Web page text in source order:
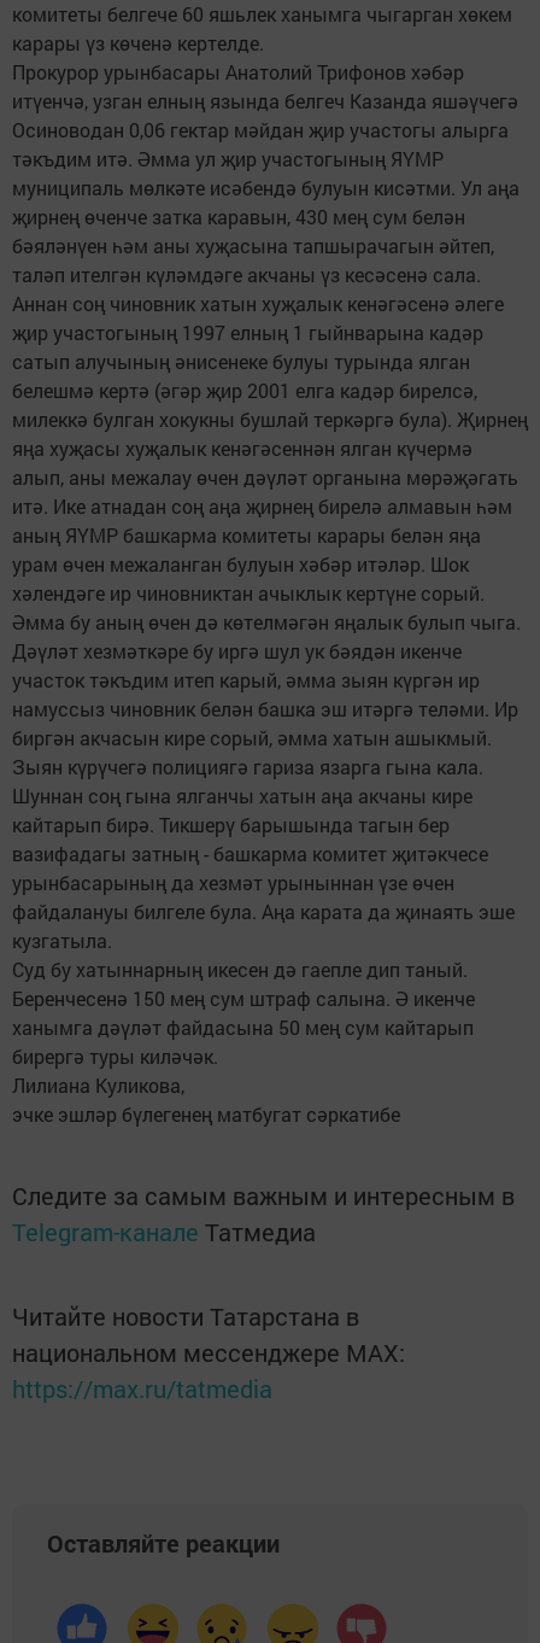
комитеты белгече 60 яшьлек ханымга чыгарган хөкем
карары үз көченә кертелде.
Прокурор урынбасары Анатолий Трифонов хәбәр
итүенчә, узган елның язында белгеч Казанда яшәүчегә
Осиноводан 0,06 гектар мәйдан җир участогы алырга
тәкъдим итә. Әмма ул җир участогының ЯҮМР
муниципаль мөлкәте исәбендә булуын кисәтми. Ул аңа
җирнең өченче затка каравын, 430 мең сум белән
бәяләнүен һәм аны хуҗасына тапшырачагын әйтеп,
таләп ителгән күләмдәге акчаны үз кесәсенә сала.
Аннан соң чиновник хатын хуҗалык кенәгәсенә әлеге
җир участогының 1997 елның 1 гыйнварына кадәр
сатып алучының әнисенеке булуы турында ялган
белешмә кертә (әгәр җир 2001 елга кадәр бирелсә,
милеккә булган хокукны бушлай теркәргә була). Җирнең
яңа хуҗасы хуҗалык кенәгәсеннән ялган күчермә
алып, аны межалау өчен дәүләт органына мөрәҗәгать
итә. Ике атнадан соң аңа җирнең бирелә алмавын һәм
аның ЯҮМР башкарма комитеты карары белән яңа
урам өчен межаланган булуын хәбәр итәләр. Шок
хәлендәге ир чиновниктан ачыклык кертүне сорый.
Әмма бу аның өчен дә көтелмәгән яңалык булып чыга.
Дәүләт хезмәткәре бу иргә шул ук бәядән икенче
участок тәкъдим итеп карый, әмма зыян күргән ир
намуссыз чиновник белән башка эш итәргә теләми. Ир
биргән акчасын кире сорый, әмма хатын ашыкмый.
Зыян күрүчегә полициягә гариза язарга гына кала.
Шуннан соң гына ялганчы хатын аңа акчаны кире
кайтарып бирә. Тикшерү барышында тагын бер
вазифадагы затның - башкарма комитет җитәкчесе
урынбасарының да хезмәт урыныннан үзе өчен
файдалануы билгеле була. Аңа карата да җинаять эше
кузгатыла.
Суд бу хатыннарның икесен дә гаепле дип таный.
Беренчесенә 150 мең сум штраф салына. Ә икенче
ханымга дәүләт файдасына 50 мең сум кайтарып
бирергә туры киләчәк.
Лилиана Куликова,
эчке эшләр бүлегенең матбугат сәркатибе
Следите за самым важным и интересным в
Telegram-канале Татмедиа
Читайте новости Татарстана в
национальном мессенджере MАХ:
https://max.ru/tatmedia
Оставляйте реакции